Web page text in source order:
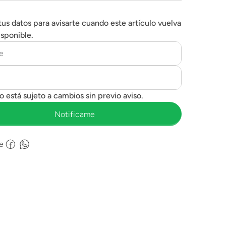
datos para avisarte cuando este artículo vuelva